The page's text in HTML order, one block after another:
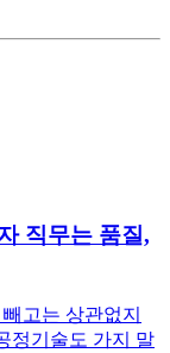
직무는 품질,
고는 상관없지
정기술도 가지 말